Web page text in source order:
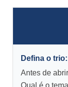
Defina o
Antes de
Qual é o